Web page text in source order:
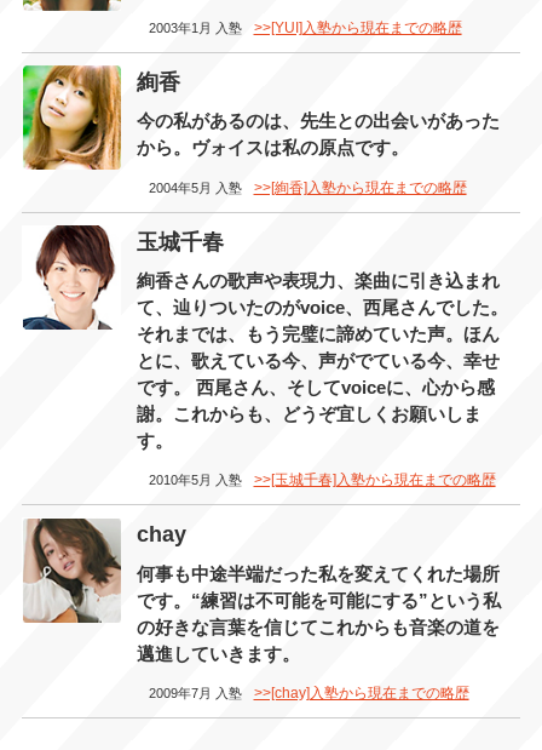
2003年1月 入塾 >>[YUI]入塾から現在までの略歴
絢香
今の私があるのは、先生との出会いがあった
から。ヴォイスは私の原点です。
2004年5月 入塾 >>[絢香]入塾から現在までの略歴
玉城千春
絢香さんの歌声や表現力、楽曲に引き込まれ
て、辿りついたのがvoice、西尾さんでした。
それまでは、もう完璧に諦めていた声。ほん
とに、歌えている今、声がでている今、幸せ
です。 西尾さん、そしてvoiceに、心から感
謝。これからも、どうぞ宜しくお願いしま
す。
2010年5月 入塾 >>[玉城千春]入塾から現在までの略歴
chay
何事も中途半端だった私を変えてくれた場所
です。“練習は不可能を可能にする”という私
の好きな言葉を信じてこれからも音楽の道を
邁進していきます。
2009年7月 入塾 >>[chay]入塾から現在までの略歴